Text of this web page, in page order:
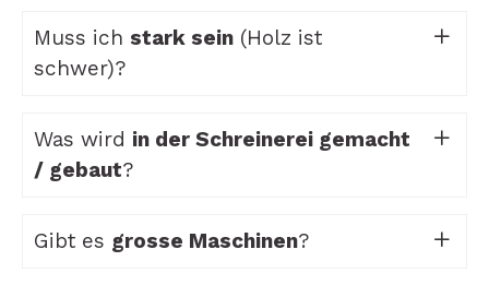
Muss ich stark sein (Holz ist
schwer)?
Was wird in der Schreinerei gemacht
/ gebaut?
Gibt es grosse Maschinen?